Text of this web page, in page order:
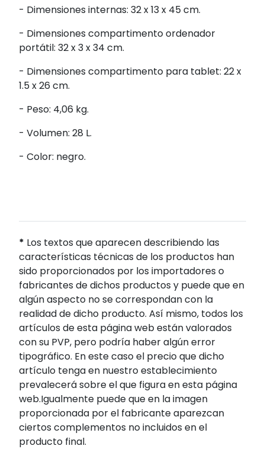
- Dimensiones internas: 32 x 13 x 45 cm.
- Dimensiones compartimento ordenador
portátil: 32 x 3 x 34 cm.
- Dimensiones compartimento para tablet: 22 x
1.5 x 26 cm.
- Peso: 4,06 kg.
- Volumen: 28 L.
- Color: negro.
* Los textos que aparecen describiendo las
características técnicas de los productos han
sido proporcionados por los importadores o
fabricantes de dichos productos y puede que en
algún aspecto no se correspondan con la
realidad de dicho producto. Así mismo, todos los
artículos de esta página web están valorados
con su PVP, pero podría haber algún error
tipográfico. En este caso el precio que dicho
artículo tenga en nuestro establecimiento
prevalecerá sobre el que figura en esta página
web.Igualmente puede que en la imagen
proporcionada por el fabricante aparezcan
ciertos complementos no incluidos en el
producto final.